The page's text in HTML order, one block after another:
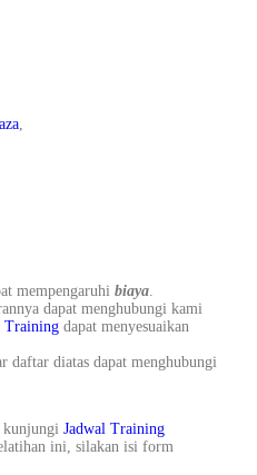
,
mempengaruhi biaya.
dapat menghubungi kami
Training dapat menyesuaikan
daftar diatas dapat menghubungi
Jadwal Training
ini, silakan isi form